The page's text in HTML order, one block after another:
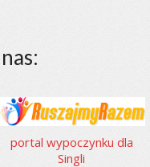
portal wypoczynku dla
Singli